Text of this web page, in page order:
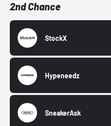
2nd Chance
StockX
Hypeneedz
SneakerAsk